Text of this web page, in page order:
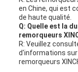
en Chine, qui est
de haute qualité.
Q: Quelle est la
remorqueurs
R: Veuillez
d'informations
remorqueurs